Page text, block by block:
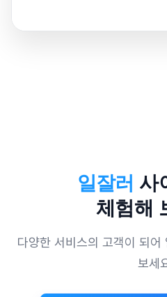
일잘러 사
체험해
다양한 서비스의 고객이 되어
보세